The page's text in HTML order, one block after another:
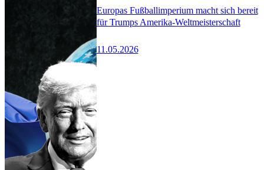
Europas Fußballimperium macht sich bereit
für Trumps Amerika-Weltmeisterschaft
11.05.2026